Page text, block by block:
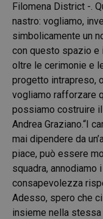
Filomena District -.
nastro: vogliamo,
simbolicamente un
con questo spazio e
oltre le cerimonie e
progetto intrapreso,
vogliamo rafforzare
possiamo costruire
Andrea Graziano.“I
mai dipendere da
piace, può essere
squadra, annodiamo
consapevolezza
Adesso, spero che
insieme nella stessa